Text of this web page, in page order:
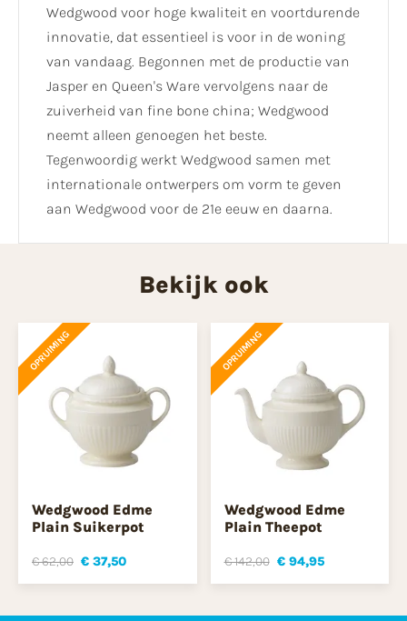
Wedgwood voor hoge kwaliteit en voortdurende
innovatie, dat essentieel is voor in de woning
van vandaag. Begonnen met de productie van
Jasper en Queen's Ware vervolgens naar de
zuiverheid van fine bone china; Wedgwood
neemt alleen genoegen het beste.
Tegenwoordig werkt Wedgwood samen met
internationale ontwerpers om vorm te geven
aan Wedgwood voor de 21e eeuw en daarna.
Bekijk ook
OPRUIMING
Wedgwood Edme
Plain Suikerpot
€ 62,00 € 37,50
OPRUIMING
Wedgwood Edme
Plain Theepot
€ 142,00 € 94,95